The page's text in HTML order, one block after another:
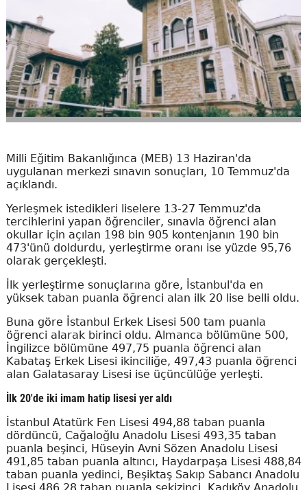
Milli Eğitim Bakanlığınca (MEB) 13 Haziran'da
uygulanan merkezi sınavın sonuçları, 10 Temmuz'da
açıklandı.
Yerleşmek istedikleri liselere 13-27 Temmuz'da
tercihlerini yapan öğrenciler, sınavla öğrenci alan
okullar için açılan 198 bin 905 kontenjanın 190 bin
473'ünü doldurdu, yerleştirme oranı ise yüzde 95,76
olarak gerçekleşti.
İlk yerleştirme sonuçlarına göre, İstanbul'da en
yüksek taban puanla öğrenci alan ilk 20 lise belli oldu.
Buna göre İstanbul Erkek Lisesi 500 tam puanla
öğrenci alarak birinci oldu. Almanca bölümüne 500,
İngilizce bölümüne 497,75 puanla öğrenci alan
Kabataş Erkek Lisesi ikinciliğe, 497,43 puanla öğrenci
alan Galatasaray Lisesi ise üçüncülüğe yerleşti.
İlk 20'de iki imam hatip lisesi yer aldı
İstanbul Atatürk Fen Lisesi 494,88 taban puanla
dördüncü, Cağaloğlu Anadolu Lisesi 493,35 taban
puanla beşinci, Hüseyin Avni Sözen Anadolu Lisesi
491,85 taban puanla altıncı, Haydarpaşa Lisesi 488,84
taban puanla yedinci, Beşiktaş Sakıp Sabancı Anadolu